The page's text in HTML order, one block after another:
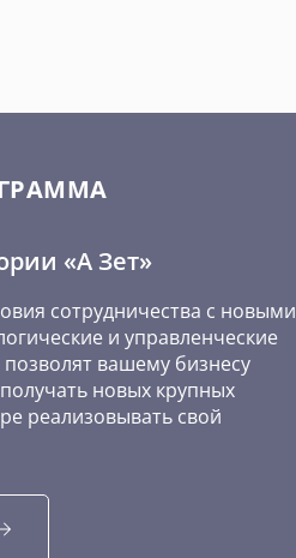
«А Зет»
сотрудничества с новыми
и управленческие
вашему бизнесу
новых крупных
реализовывать свой